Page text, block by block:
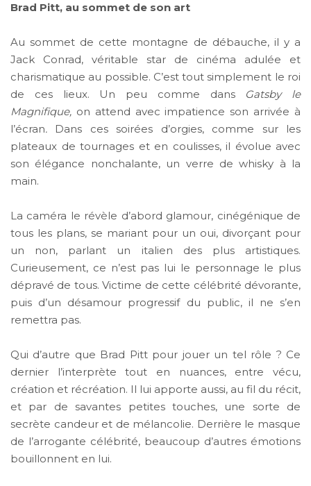
Brad Pitt, au sommet de son art
Au sommet de cette montagne de débauche, il y a
Jack Conrad, véritable star de cinéma adulée et
charismatique au possible. C’est tout simplement le roi
de ces lieux. Un peu comme dans Gatsby le
Magnifique, on attend avec impatience son arrivée à
l’écran. Dans ces soirées d’orgies, comme sur les
plateaux de tournages et en coulisses, il évolue avec
son élégance nonchalante, un verre de whisky à la
main.
La caméra le révèle d’abord glamour, cinégénique de
tous les plans, se mariant pour un oui, divorçant pour
un non, parlant un italien des plus artistiques.
Curieusement, ce n’est pas lui le personnage le plus
dépravé de tous. Victime de cette célébrité dévorante,
puis d’un désamour progressif du public, il ne s’en
remettra pas.
Qui d’autre que Brad Pitt pour jouer un tel rôle ? Ce
dernier l’interprète tout en nuances, entre vécu,
création et récréation. Il lui apporte aussi, au fil du récit,
et par de savantes petites touches, une sorte de
secrète candeur et de mélancolie. Derrière le masque
de l’arrogante célébrité, beaucoup d’autres émotions
bouillonnent en lui.